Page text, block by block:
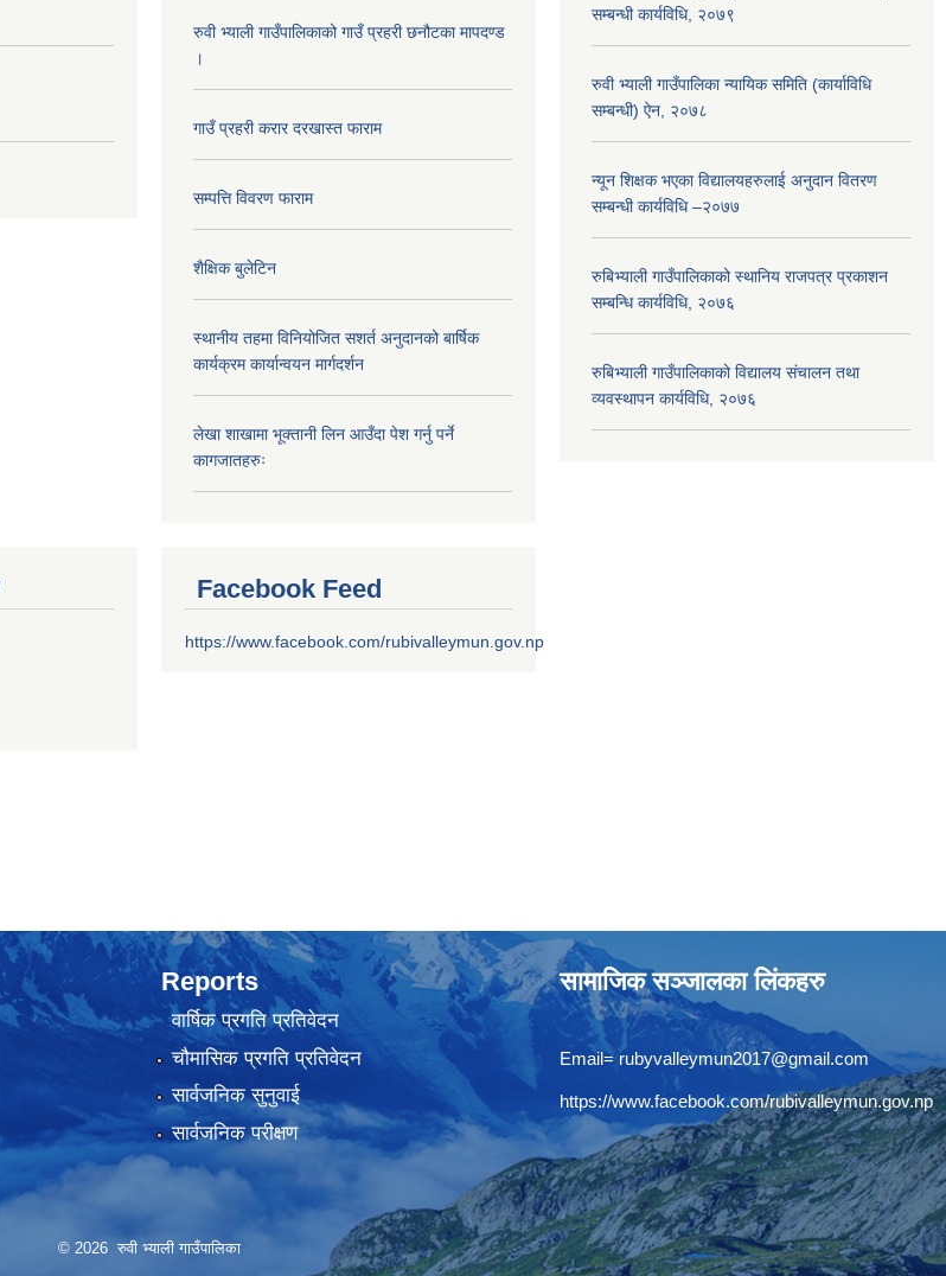
रुवी भ्याली गाउँपालिकाको गाउँ प्रहरी छनौटका मापदण्ड
।
गाउँ प्रहरी करार दरखास्त फाराम
सम्पत्ति विवरण फाराम
शैक्षिक बुलेटिन
स्थानीय तहमा विनियोजित सशर्त अनुदानको बार्षिक
कार्यक्रम कार्यान्वयन मार्गदर्शन
लेखा शाखामा भूक्तानी लिन आउँदा पेश गर्नु पर्ने
कागजातहरुः
सम्बन्धी कार्यविधि, २०७९
रुवी भ्याली गाउँपालिका न्यायिक समिति (कार्याविधि
सम्बन्धी) ऐन, २०७८
न्यून शिक्षक भएका ‍विद्यालयहरुलाई अनुदान वितरण
सम्बन्धी कार्यविधि –२०७७
रुबिभ्याली गाउँपालिकाको स्थानिय राजपत्र प्रकाशन
सम्बन्धि कार्यविधि, २०७६
रुबिभ्याली गाउँपालिकाको विद्यालय संचालन तथा
व्यवस्थापन कार्यविधि, २०७६
Facebook Feed
https://www.facebook.com/rubivalleymun.gov.np
Reports
वार्षिक प्रगति प्रतिवेदन
चौमासिक प्रगति प्रतिवेदन
सार्वजनिक सुनुवाई
सार्वजनिक परीक्षण
सामाजिक सञ्जालका लिंकहरु
Email= rubyvalleymun2017@gmail.com
https://www.facebook.com/rubivalleymun.gov.np
© 2026 रुवी भ्याली गाउँपालिका